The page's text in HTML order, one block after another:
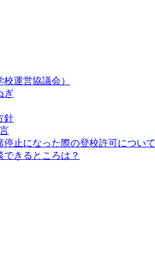
運営協議会）
ぎ
針
停止になった際の登校許可について
きるところは？